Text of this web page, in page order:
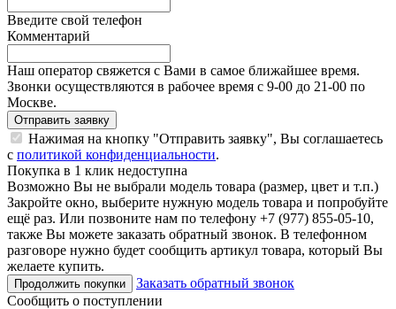
Введите свой телефон
Комментарий
Наш оператор свяжется с Вами в самое ближайшее время.
Звонки осуществляются в рабочее время с 9-00 до 21-00 по
Москве.
Отправить заявку
Нажимая на кнопку "Отправить заявку", Вы соглашаетесь
с политикой конфиденциальности.
Покупка в 1 клик недоступна
Возможно Вы не выбрали модель товара (размер, цвет и т.п.)
Закройте окно, выберите нужную модель товара и попробуйте
ещё раз. Или позвоните нам по телефону +7 (977) 855-05-10,
также Вы можете заказать обратный звонок. В телефонном
разговоре нужно будет сообщить артикул товара, который Вы
желаете купить.
Продолжить покупки
Заказать обратный звонок
Сообщить о поступлении